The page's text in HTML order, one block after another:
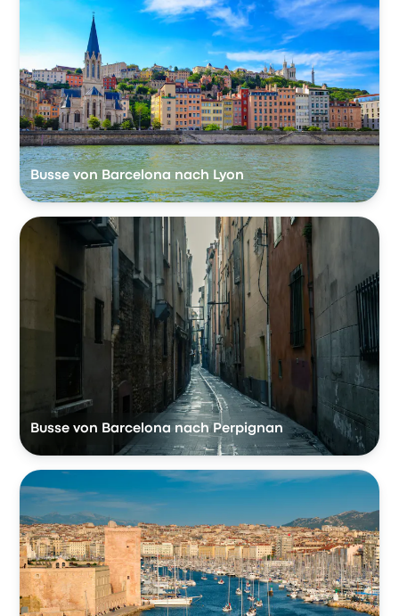
Busse von Barcelona nach Lyon
Busse von Barcelona nach Perpignan